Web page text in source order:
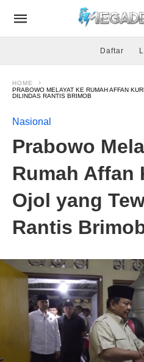
Daftar
HOME
PRABOWO MELAYAT KE RUMAH AFFAN
DILINDAS RANTIS BRIMOB
Nasional
Prabowo
Rumah Affan
Ojol yang
Rantis